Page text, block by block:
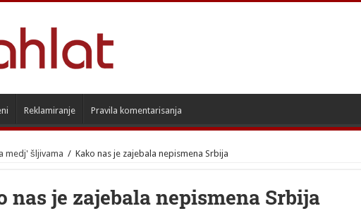
Reklamiranje Pravila komentarisanja
medj' šljivama / Kako nas je zajebala nepismena Srbija
nas je zajebala nepismena Srbija